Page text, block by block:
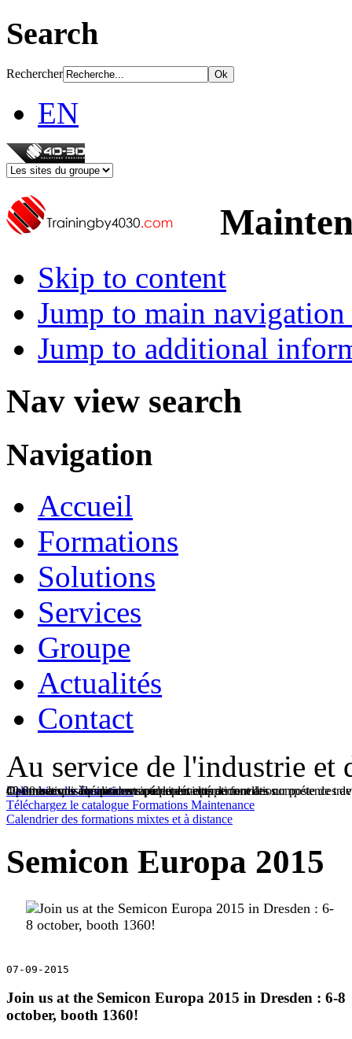
Search
Rechercher
EN
Skip to content
Jump to main
Jump to additional
Nav view search
Navigation
Accueil
Formations
Solutions
Services
Groupe
Actualités
Contact
Au service de l'industrie et
Des modes de formations rapidement opérationnelles sur poste de
40 formations à réaliser en inter et en intra
Optimiser vos équipements par le développement des compétences
40-30 a acquis de nombreux équipements de formation
Calendrier des formations
Téléchargez le catalogue Formations Maintenance
Calendrier des formations mixtes et à distance
Semicon Europa 2015
07-09-2015
Join us at the Semicon Europa 2015 in Dresden : 6-8
october, booth 1360!